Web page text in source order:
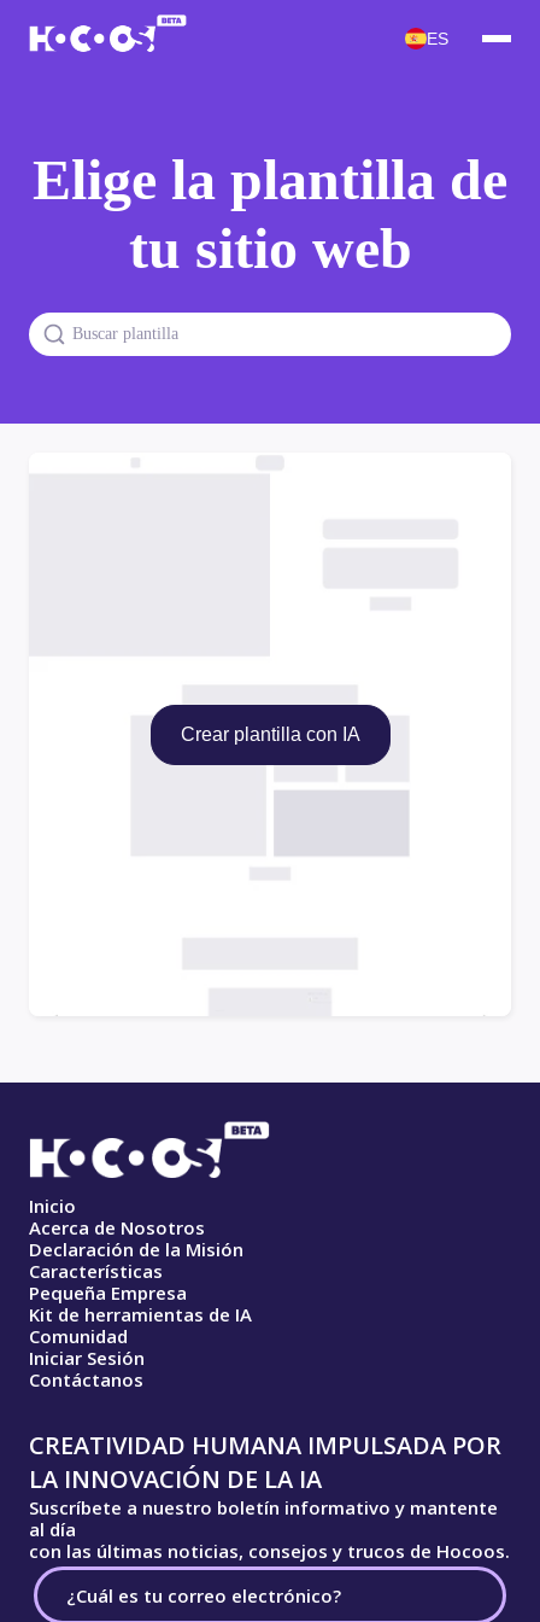
ES
Elige la plantilla de
tu sitio web
Crear plantilla con IA
Inicio
Acerca de Nosotros
Declaración de la Misión
Características
Pequeña Empresa
Kit de herramientas de IA
Comunidad
Iniciar Sesión
Contáctanos
CREATIVIDAD HUMANA IMPULSADA POR
LA INNOVACIÓN DE LA IA
Suscríbete a nuestro boletín informativo y mantente
al día
con las últimas noticias, consejos y trucos de Hocoos.